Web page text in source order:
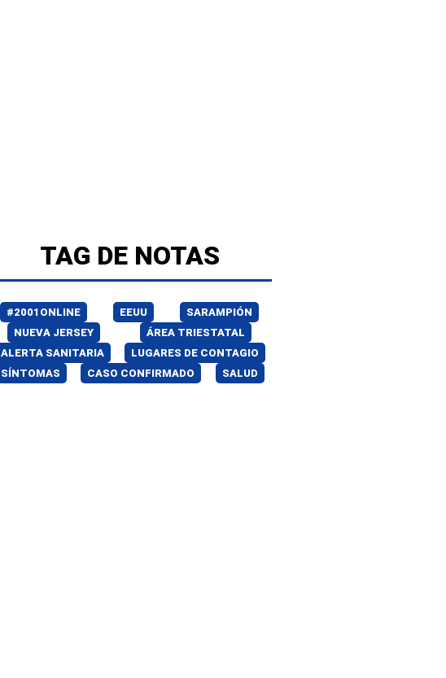
TAG DE NOTAS
#2001ONLINE EEUU
SARAMPIÓN
NUEVA JERSEY
ÁREA TRIESTATAL
ALERTA SANITARIA
LUGARES DE CONTAGIO
SÍNTOMAS
CASO CONFIRMADO SALUD